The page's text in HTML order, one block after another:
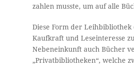
zahlen musste, um auf alle
Diese Form der
Kaufkraft und Leseinteresse
Nebeneinkunft auch Bücher
„Privatbibliotheken“, welche